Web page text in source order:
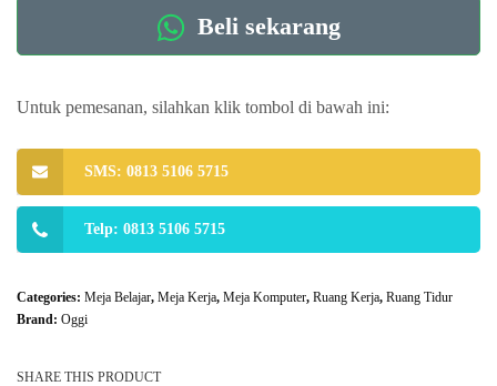
Beli sekarang
Untuk pemesanan, silahkan klik tombol di bawah ini:
SMS: 0813 5106 5715
Telp: 0813 5106 5715
Categories: Meja Belajar, Meja Kerja, Meja Komputer, Ruang Kerja, Ruang Tidur
Brand: Oggi
SHARE THIS PRODUCT